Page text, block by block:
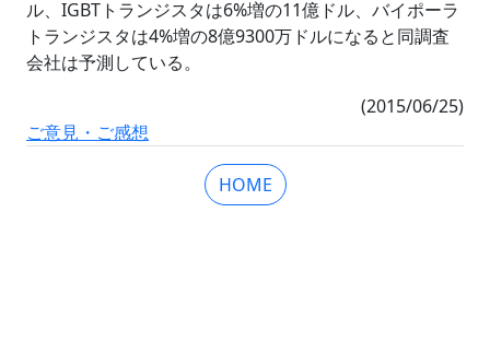
ル、IGBTトランジスタは6%増の11億ドル、バイポーラ
トランジスタは4%増の8億9300万ドルになると同調査
会社は予測している。
(2015/06/25)
ご意見・ご感想
HOME